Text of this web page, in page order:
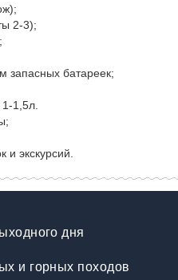
2-3);
запасных батареек;
1,5л.
и экскурсий.
дня
и горных походов